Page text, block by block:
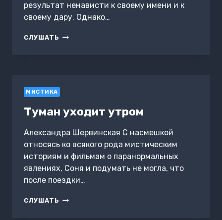
результат ненависти к своему имени и к
своему дару. Однако…
СЛУШАТЬ ПРОКЛЯТИЕ
МИСТИКА
Туман уходит утром
Александра Шервинская С насмешкой
относясь ко всякого рода мистическим
историям и фильмам о паранормальных
явлениях, Соня и подумать не могла, что
после поездки…
СЛУШАТЬ ТУМАН